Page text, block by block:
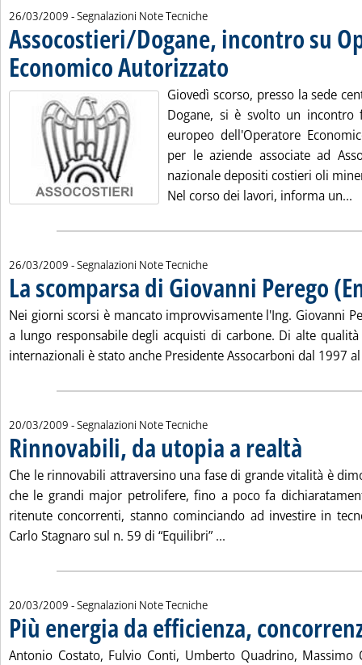
26/03/2009 - Segnalazioni Note Tecniche
Assocostieri/Dogane, incontro su
Economico Autorizzato . Pubblicata giovedì 26 marzo
Giovedì scorso, presso la sede
Dogane, si è svolto un incontro
europeo dell'Operatore
per le aziende associate ad
nazionale depositi costieri oli
Nel corso dei lavori, informa un...
26/03/2009 - Segnalazioni Note Tecniche
La scomparsa di Giovanni Perego
Nei giorni scorsi è mancato improvvisamente l'Ing. Giovanni
a lungo responsabile degli acquisti di carbone. Di alte
internazionali è stato anche Presidente Assocarboni dal 1997
20/03/2009 - Segnalazioni Note Tecniche
Rinnovabili, da utopia a realtà
Che le rinnovabili attraversino una fase di grande vitalità è
che le grandi major petrolifere, fino a poco fa
ritenute concorrenti, stanno cominciando ad investire in
Carlo Stagnaro sul n. 59 di “Equilibri” ...
20/03/2009 - Segnalazioni Note Tecniche
Più energia da efficienza,
Antonio Costato, Fulvio Conti, Umberto Quadrino,